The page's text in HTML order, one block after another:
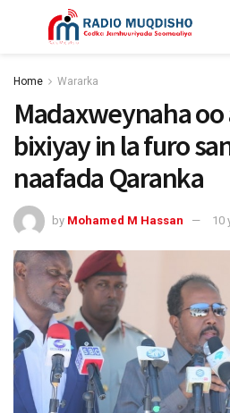
Home Wararka
Madaxweynaha
bixiyay in la furo
naafada Qaranka
by Mohamed M Hassan 10